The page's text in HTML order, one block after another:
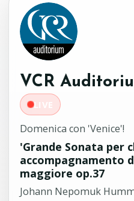
VCR
LIVE
Domenica con 'Venice'!
'Grande Sonata per
accompagnamento
maggiore op.37
Johann Nepomuk